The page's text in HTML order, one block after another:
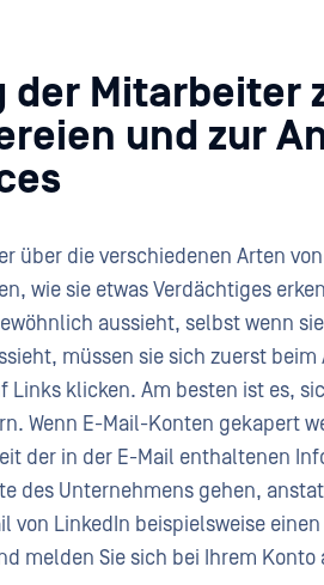
der Mitarbeiter
und zur
über die verschiedenen Arten
wie sie etwas Verdächtiges
aussieht, selbst wenn
müssen sie sich zuerst
Links klicken. Am besten ist es,
Wenn E-Mail-Konten gekapert
der in der E-Mail enthaltenen
des Unternehmens gehen,
von LinkedIn beispielsweise
melden Sie sich bei Ihrem